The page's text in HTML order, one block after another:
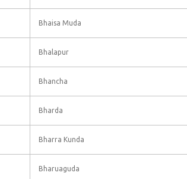
Bhaisa Muda
Bhalapur
Bhancha
Bharda
Bharra Kunda
Bharuaguda